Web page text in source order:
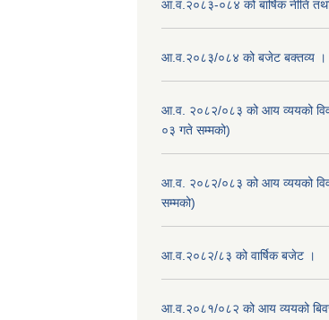
आ.व.२०८३-०८४ को बार्षिक नीति
आ.व.२०८३/०८४ को बजेट बक्तव्य ।
आ.व. २०८२/०८३ को आय व्ययको
०३ गते सम्मको)
आ.व. २०८२/०८३ को आय व्ययको
सम्मको)
आ.व.२०८२/८३ को वार्षिक बजेट ।
आ.व.२०८१/०८२ को आय व्ययको